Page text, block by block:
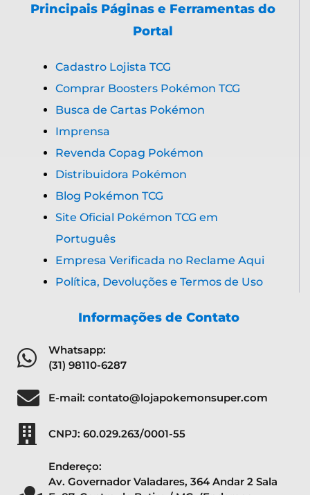
Principais Páginas e Ferramentas do
Portal
Cadastro Lojista TCG
Comprar Boosters Pokémon TCG
Busca de Cartas Pokémon
Imprensa
Revenda Copag Pokémon
Distribuidora Pokémon
Blog Pokémon TCG
Site Oficial Pokémon TCG em
Português
Empresa Verificada no Reclame Aqui
Política, Devoluções e Termos de Uso
Informações de Contato
Whatsapp:
(31) 98110-6287
E-mail: contato@lojapokemonsuper.com
CNPJ: 60.029.263/0001-55
Endereço:
Av. Governador Valadares, 364 Andar 2 Sala